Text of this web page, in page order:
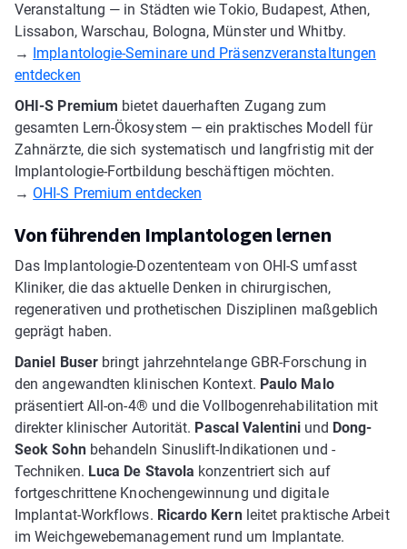
Veranstaltung — in Städten wie Tokio, Budapest, Athen,
Lissabon, Warschau, Bologna, Münster und Whitby.
→
Implantologie-Seminare und Präsenzveranstaltungen
entdecken
OHI-S Premium bietet dauerhaften Zugang zum
gesamten Lern-Ökosystem — ein praktisches Modell für
Zahnärzte, die sich systematisch und langfristig mit der
Implantologie-Fortbildung beschäftigen möchten.
→ OHI-S Premium entdecken
Von führenden Implantologen lernen
Das Implantologie-Dozententeam von OHI-S umfasst
Kliniker, die das aktuelle Denken in chirurgischen,
regenerativen und prothetischen Disziplinen maßgeblich
geprägt haben.
Daniel Buserbringt jahrzehntelange GBR-Forschung in
den angewandten klinischen Kontext. Paulo Malo
präsentiert All-on-4® und die Vollbogenrehabilitation mit
direkter klinischer Autorität. Pascal Valentiniund Dong-
Seok Sohnbehandeln Sinuslift-Indikationen und -
Techniken. Luca De Stavola konzentriert sich auf
fortgeschrittene Knochengewinnung und digitale
Implantat-Workflows. Ricardo Kernleitet praktische Arbeit
im Weichgewebemanagement rund um Implantate.